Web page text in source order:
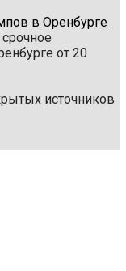
в Оренбурге
от 20
источников